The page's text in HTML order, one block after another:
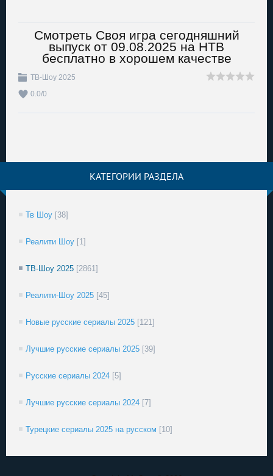
Смотреть Своя игра сегодняшний
выпуск от 09.08.2025 на НТВ
бесплатно в хорошем качестве
ТВ-Шоу 2025
0.0/0
КАТЕГОРИИ РАЗДЕЛА
Тв Шоу [38]
Реалити Шоу [1]
ТВ-Шоу 2025 [2861]
Реалити-Шоу 2025 [45]
Новые русские сериалы 2025 [121]
Лучшие русские сериалы 2025 [39]
Русские сериалы 2024 [5]
Лучшие русские сериалы 2024 [7]
Турецкие сериалы 2025 на русском [10]